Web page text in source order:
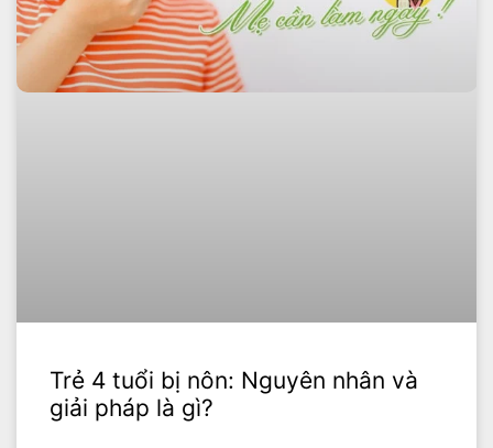
Trẻ 4 tuổi bị nôn: Nguyên nhân và
giải pháp là gì?